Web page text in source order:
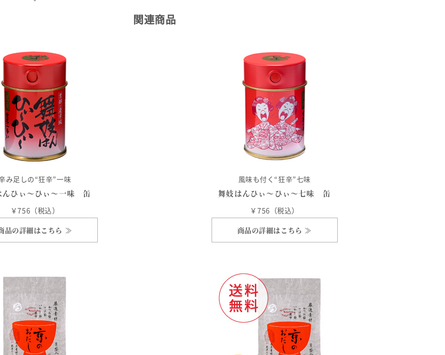
関連商品
み足しの“狂辛”一味
んひぃ～ひぃ～一味 缶
￥756（税込）
品の詳細はこちら ≫
風味も付く“狂辛”七味
舞妓はんひぃ～ひぃ～七味 缶
￥756（税込）
商品の詳細はこちら ≫